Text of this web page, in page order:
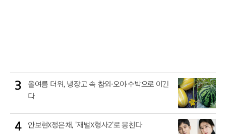
3
올여름 더위, 냉장고 속 참외·오이·수박으로 이긴
다
4 안보현X정은채, '재벌X형사2'로 뭉친다